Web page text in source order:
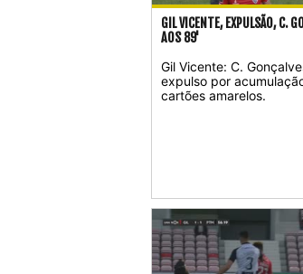
GIL VICENTE, EXPULSÃO, C.
AOS 89'
Gil Vicente: C.
expulso por
cartões amarelos.